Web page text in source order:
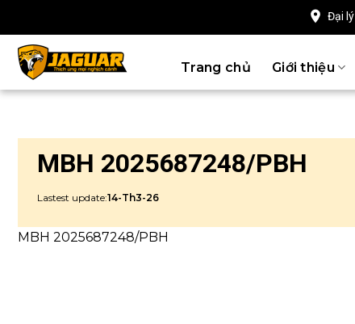
dung
Đại lý
Trang chủ Giới thiệu
MBH 2025687248/PBH
Lastest update:14-Th3-26
MBH 2025687248/PBH